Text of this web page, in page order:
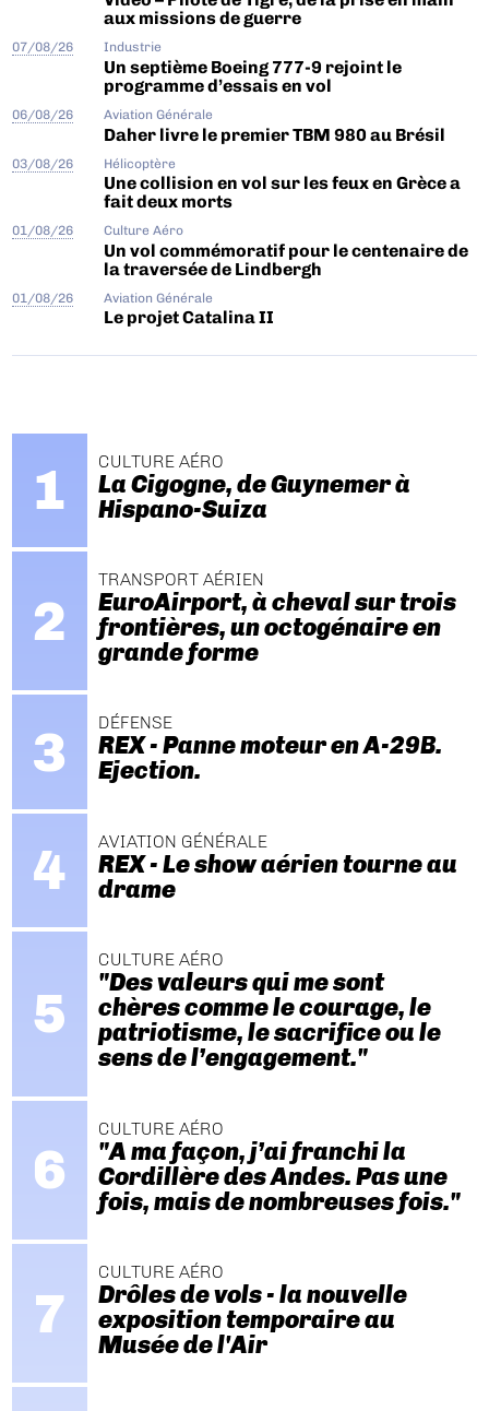
aux missions de guerre
07/08/26 Industrie
Un septième Boeing 777-9 rejoint le
programme d’essais en vol
06/08/26 Aviation Générale
Daher livre le premier TBM 980 au Brésil
03/08/26 Hélicoptère
Une collision en vol sur les feux en Grèce a
fait deux morts
01/08/26 Culture Aéro
Un vol commémoratif pour le centenaire de
la traversée de Lindbergh
01/08/26 Aviation Générale
Le projet Catalina II
CULTURE AÉRO
La Cigogne, de Guynemer à
Hispano-Suiza
TRANSPORT AÉRIEN
EuroAirport, à cheval sur trois
frontières, un octogénaire en
grande forme
DÉFENSE
REX - Panne moteur en A-29B.
Ejection.
AVIATION GÉNÉRALE
REX - Le show aérien tourne au
drame
CULTURE AÉRO
"Des valeurs qui me sont
chères comme le courage, le
patriotisme, le sacrifice ou le
sens de l’engagement."
CULTURE AÉRO
"A ma façon, j’ai franchi la
Cordillère des Andes. Pas une
fois, mais de nombreuses fois."
CULTURE AÉRO
Drôles de vols - la nouvelle
exposition temporaire au
Musée de l'Air